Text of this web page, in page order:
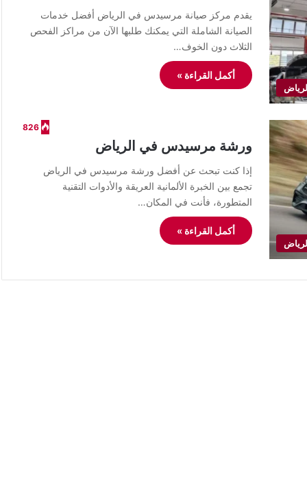
يقدم مركز صيانة مرسيدس في الرياض أفضل خدمات
الصيانة الشاملة التي يمكنك طلبها الآن من مراكز الفحص
الثلاث دون الخوف…
أكمل القراءة »
826
ورشة مرسيدس في الرياض
إذا كنت تبحث عن أفضل ورشة مرسيدس في الرياض
تجمع بين الخبرة الألمانية العريقة والأدوات التقنية
المتطورة، فأنت في المكان…
أكمل القراءة »